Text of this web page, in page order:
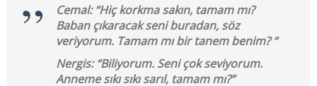
Cemal: “Hiç korkma sakın, tamam mı?
Baban çıkaracak seni buradan, söz
veriyorum. Tamam mı bir tanem benim? “
Nergis: “Biliyorum. Seni çok seviyorum.
Anneme sıkı sıkı sarıl, tamam mı?”